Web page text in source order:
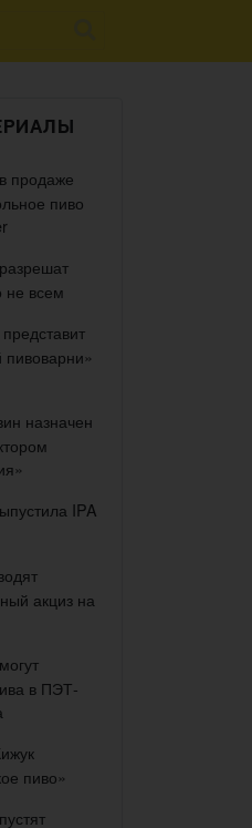
продаже
пиво
не всем
пивоварни»
назначен
IPA
акциз на
в ПЭТ-
пиво»